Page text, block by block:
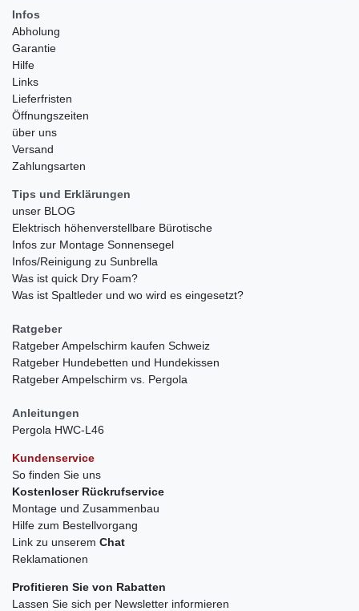
Infos
Abholung
Garantie
Hilfe
Links
Lieferfristen
Öffnungszeiten
über uns
Versand
Zahlungsarten
Tips und Erklärungen
unser BLOG
Elektrisch höhenverstellbare Bürotische
Infos zur Montage Sonnensegel
Infos/Reinigung zu Sunbrella
Was ist quick Dry Foam?
Was ist Spaltleder und wo wird es eingesetzt?
Ratgeber
Ratgeber Ampelschirm kaufen Schweiz
Ratgeber Hundebetten und Hundekissen
Ratgeber Ampelschirm vs. Pergola
Anleitungen
Pergola HWC-L46
Kundenservice
So finden Sie uns
Kostenloser Rückrufservice
Montage und Zusammenbau
Hilfe zum Bestellvorgang
Link zu unserem Chat
Reklamationen
Profitieren Sie von Rabatten
Lassen Sie sich per Newsletter informieren